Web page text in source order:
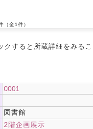
（全1件）
クすると所蔵詳細をみるこ
0001
図書館
2階企画展示